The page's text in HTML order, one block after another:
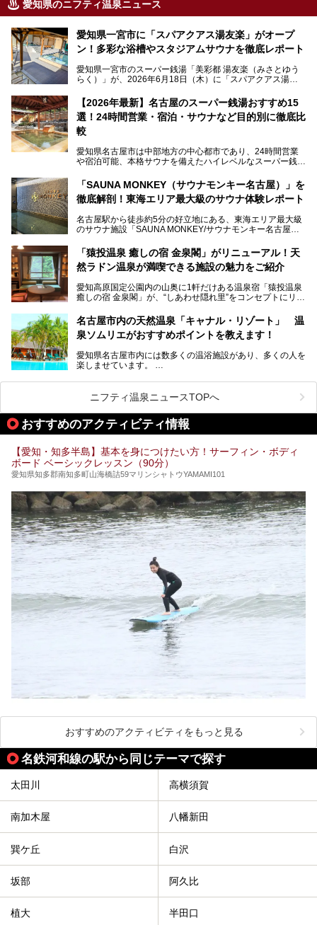
愛知県のニフティ温泉ニュース
愛知県一宮市に「スパアクアス湯友楽」がオープ
ン！多彩な浴槽やスタジアムサウナを徹底レポート
愛知県一宮市のスーパー銭湯「美彩都 湯友楽（みさとゆう
らく）」が、2026年6月18日（木）に「スパアクアス湯友
この地で30年にわたり愛され続けてきた施設だからこそ、
地元住民をはじめオープンを待ちわびている人も多いのでは
ないでしょうか。
老朽化した設備の補修を機に、2年前からじっくり構想を練
ってきたというだけあって、館内の充実度は想像以上。
以前の4倍に拡張したという露天エリアや10の浴槽、40人収
容の巨大なスタジアムサウナに、岩盤浴やリラクゼーション
までまるごと楽しめる施設に生まれ変わりました。
今回は、全面リニューアルして新しくなった「スパアクアス
【2026年最新】名古屋のスーパー銭湯おすすめ15
選！24時間営業・宿泊・サウナなど目的別に徹底比
較
愛知県名古屋市は中部地方の中心都市であり、24時間営業
や宿泊可能、本格サウナを備えたハイレベルなスーパー銭湯
そのため、「日々の仕事の疲れを心身ともにリセットした
い」「休日に時間を忘れて1日中ダラダラ過ごしたい」「コ
くある点が魅力です！
お好みの温泉施設を見つけて楽しんでくださいね。
「SAUNA MONKEY（サウナモンキー名古屋）」を
徹底解剖！東海エリア最大級のサウナ体験レポート
名古屋駅から徒歩約5分の好立地にある、東海エリア最大級
のサウナ施設「SAUNA MONKEY/サウナモンキー名古屋」
「名古屋駅周辺ってサウナが少ないよね」という声をよく耳
にするだけあり、アクセスの良さにも胸が高鳴ります。
今回は普段は男性専用となっているパブリックサウナが、女
さっそく取材してきました！
「猿投温泉 癒しの宿 金泉閣」がリニューアル！天
然ラドン温泉が満喫できる施設の魅力をご紹介
愛知高原国定公園内の山奥に1軒だけある温泉宿「猿投温泉
癒しの宿 金泉閣」が、“しあわせ隠れ里”をコンセプトにリニ
天然ラドン温泉が堪能できるお風呂や、新設・改装された客
室、地元の食材と温泉水で作られたお料理……。
ご紹介します。
名古屋市内の天然温泉「キャナル・リゾート」 温
泉ソムリエがおすすめポイントを教えます！
愛知県名古屋市内には数多くの温浴施設があり、多くの人を
楽しませています。
ムリエの目線で紹介していきます！
名古屋市内にはスーパー銭湯や日帰り温泉が多く、「どこに
行こうかな？」と悩んでしまう方も多いと思います。
ぜひこの記事を参考にして「キャナル・リゾート」に出かけ
てみるのはいかがでしょうか？
ニフティ温泉ニュースTOPへ
おすすめのアクティビティ情報
【愛知・知多半島】基本を身につけたい方！サーフィン・ボディ
ボード ベーシックレッスン（90分）
愛知県知多郡南知多町山海橋詰59マリンシャトウYAMAMI101
おすすめのアクティビティをもっと見る
名鉄河和線の駅から同じテーマで探す
太田川 高横須賀
南加木屋 八幡新田
巽ケ丘 白沢
坂部 阿久比
植大 半田口